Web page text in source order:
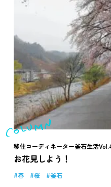
移住コーディネーター釜石生活
お花見しよう！
春 桜 釜石